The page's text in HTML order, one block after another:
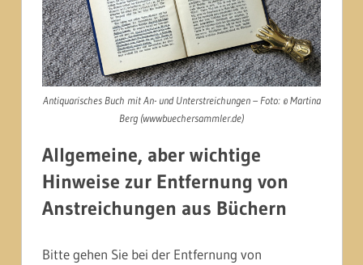
Antiquarisches Buch mit An- und Unterstreichungen – Foto: © Martina
Berg (wwwbuechersammler.de)
Allgemeine, aber wichtige
Hinweise zur Entfernung von
Anstreichungen aus Büchern
Bitte gehen Sie bei der Entfernung von